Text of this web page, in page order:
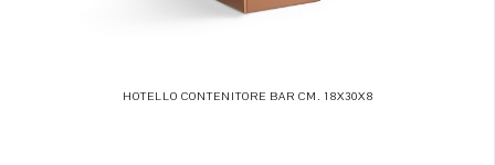
HOTELLO CONTENITORE BAR CM. 18X30X8